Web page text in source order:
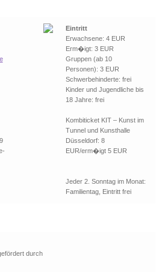
Eintritt
Erwachsene: 4 EUR
Erm�igt: 3 EUR
Gruppen (ab 10
Personen): 3 EUR
Schwerbehinderte: frei
Kinder und Jugendliche bis
18 Jahre: frei
Kombiticket KIT – Kunst im
Tunnel und Kunsthalle
Düsseldorf: 8
EUR/erm�igt 5 EUR
Jeder 2. Sonntag im Monat:
Familientag, Eintritt frei
durch